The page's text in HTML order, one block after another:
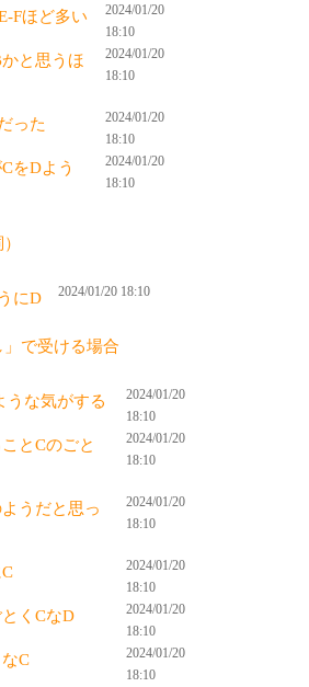
Fほど多い
2024/01/20
18:10
と思うほ
2024/01/20
18:10
った
2024/01/20
18:10
をDよう
2024/01/20
18:10
にD 2024/01/20 18:10
で受ける場合
うな気がする
2024/01/20
18:10
とCのごと
2024/01/20
18:10
うだと思っ
2024/01/20
18:10
2024/01/20
18:10
くCなD
2024/01/20
18:10
C
2024/01/20
18:10